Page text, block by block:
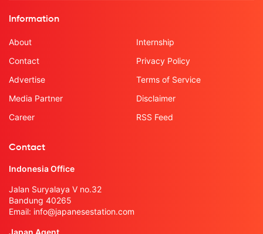
Information
About
Contact
Advertise
Media Partner
Career
Internship
Privacy Policy
Terms of Service
Disclaimer
RSS Feed
Contact
Indonesia Office
Jalan Suryalaya V no.32
Bandung 40265
Email: info@japanesestation.com
Japan Agent